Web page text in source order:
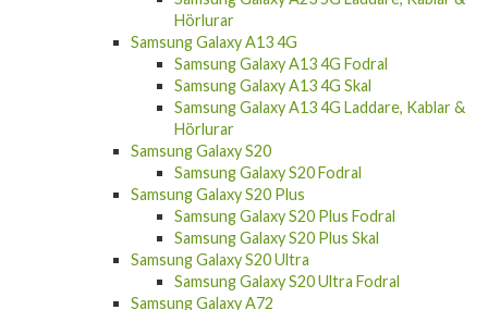
Hörlurar
Samsung Galaxy A13 4G
Samsung Galaxy A13 4G Fodral
Samsung Galaxy A13 4G Skal
Samsung Galaxy A13 4G Laddare, Kablar &
Hörlurar
Samsung Galaxy S20
Samsung Galaxy S20 Fodral
Samsung Galaxy S20 Plus
Samsung Galaxy S20 Plus Fodral
Samsung Galaxy S20 Plus Skal
Samsung Galaxy S20 Ultra
Samsung Galaxy S20 Ultra Fodral
Samsung Galaxy A72